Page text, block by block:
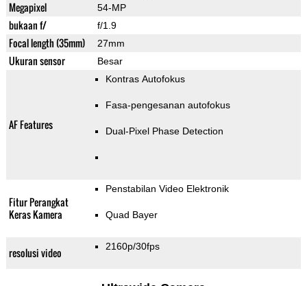
Megapixel 54-MP
bukaan f/ f/1.9
Focal length (35mm) 27mm
Ukuran sensor Besar
AF Features
Kontras Autofokus
Fasa-pengesanan autofokus
Dual-Pixel Phase Detection
Fitur Perangkat
Keras Kamera
Penstabilan Video Elektronik
Quad Bayer
resolusi video 2160p/30fps